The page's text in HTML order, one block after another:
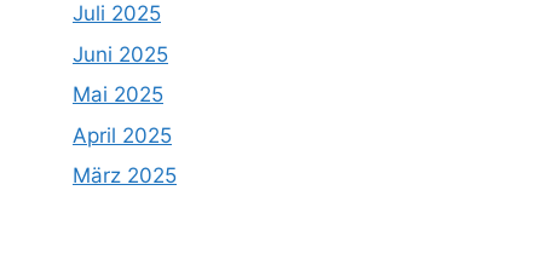
Juli 2025
Juni 2025
Mai 2025
April 2025
März 2025